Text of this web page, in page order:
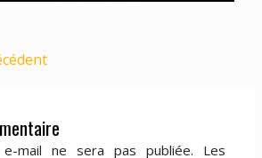
mail ne sera pas publiée.
Les